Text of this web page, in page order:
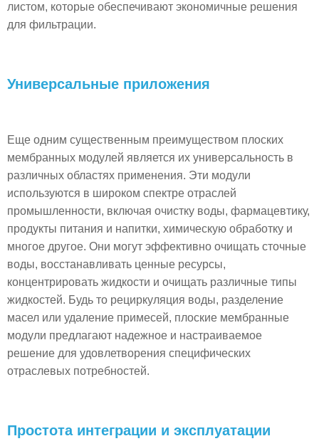
листом, которые обеспечивают экономичные решения
для фильтрации.
Универсальные приложения
Еще одним существенным преимуществом плоских
мембранных модулей является их универсальность в
различных областях применения. Эти модули
используются в широком спектре отраслей
промышленности, включая очистку воды, фармацевтику,
продукты питания и напитки, химическую обработку и
многое другое. Они могут эффективно очищать сточные
воды, восстанавливать ценные ресурсы,
концентрировать жидкости и очищать различные типы
жидкостей. Будь то рециркуляция воды, разделение
масел или удаление примесей, плоские мембранные
модули предлагают надежное и настраиваемое
решение для удовлетворения специфических
отраслевых потребностей.
Простота интеграции и эксплуатации